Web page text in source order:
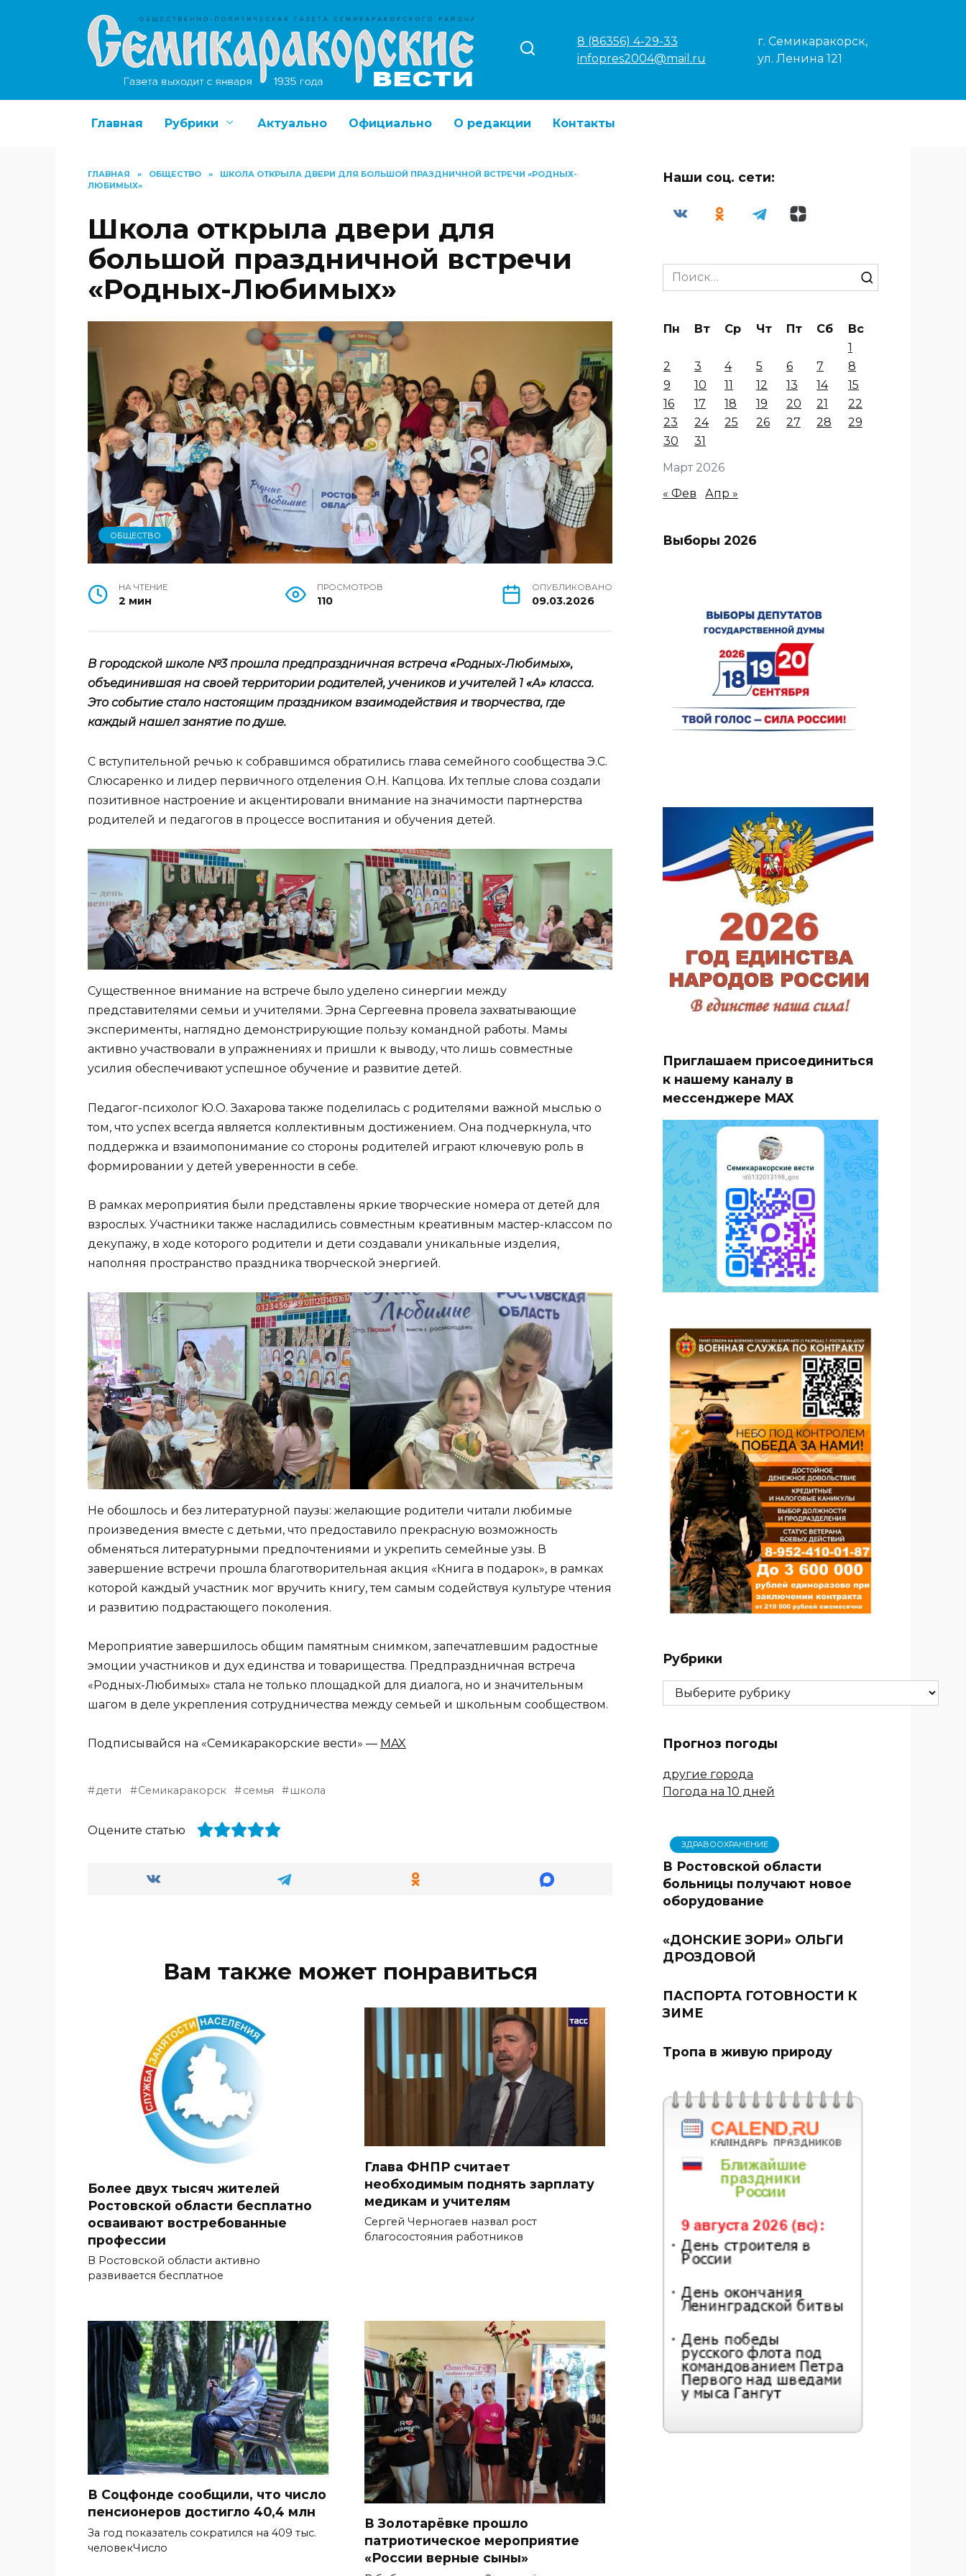
8 (86356) 4-29-33
infopres2004@mail.ru
г. Семикаракорск,
ул. Ленина 121
Главная Рубрики Актуально Официально О редакции Контакты
ГЛАВНАЯ » ОБЩЕСТВО »
ШКОЛА ОТКРЫЛА ДВЕРИ ДЛЯ БОЛЬШОЙ ПРАЗДНИЧНОЙ ВСТРЕЧИ «РОДНЫХ-
ЛЮБИМЫХ»
Школа открыла двери для
большой праздничной встречи
«Родных-Любимых»
ОБЩЕСТВО
НА ЧТЕНИЕ
2 мин
ПРОСМОТРОВ
110
ОПУБЛИКОВАНО
09.03.2026
В городской школе №3 прошла предпраздничная встреча «Родных-Любимых»,
объединившая на своей территории родителей, учеников и учителей 1 «А» класса.
Это событие стало настоящим праздником взаимодействия и творчества, где
каждый нашел занятие по душе.
С вступительной речью к собравшимся обратились глава семейного сообщества Э.С.
Слюсаренко и лидер первичного отделения О.Н. Капцова. Их теплые слова создали
позитивное настроение и акцентировали внимание на значимости партнерства
родителей и педагогов в процессе воспитания и обучения детей.
Существенное внимание на встрече было уделено синергии между
представителями семьи и учителями. Эрна Сергеевна провела захватывающие
эксперименты, наглядно демонстрирующие пользу командной работы. Мамы
активно участвовали в упражнениях и пришли к выводу, что лишь совместные
усилия обеспечивают успешное обучение и развитие детей.
Педагог-психолог Ю.О. Захарова также поделилась с родителями важной мыслью о
том, что успех всегда является коллективным достижением. Она подчеркнула, что
поддержка и взаимопонимание со стороны родителей играют ключевую роль в
формировании у детей уверенности в себе.
В рамках мероприятия были представлены яркие творческие номера от детей для
взрослых. Участники также насладились совместным креативным мастер-классом по
декупажу, в ходе которого родители и дети создавали уникальные изделия,
наполняя пространство праздника творческой энергией.
Не обошлось и без литературной паузы: желающие родители читали любимые
произведения вместе с детьми, что предоставило прекрасную возможность
обменяться литературными предпочтениями и укрепить семейные узы. В
завершение встречи прошла благотворительная акция «Книга в подарок», в рамках
которой каждый участник мог вручить книгу, тем самым содействуя культуре чтения
и развитию подрастающего поколения.
Мероприятие завершилось общим памятным снимком, запечатлевшим радостные
эмоции участников и дух единства и товарищества. Предпраздничная встреча
«Родных-Любимых» стала не только площадкой для диалога, но и значительным
шагом в деле укрепления сотрудничества между семьей и школьным сообществом.
Подписывайся на «Семикаракорские вести» — MAX
дети Семикаракорск семья школа
Оцените статью
Вам также может понравиться
Более двух тысяч жителей
Ростовской области бесплатно
осваивают востребованные
профессии
В Ростовской области активно
развивается бесплатное
Глава ФНПР считает
необходимым поднять зарплату
медикам и учителям
Сергей Черногаев назвал рост
благосостояния работников
В Соцфонде сообщили, что число
пенсионеров достигло 40,4 млн
За год показатель сократился на 409 тыс.
человекЧисло
В Золотарёвке прошло
патриотическое мероприятие
«России верные сыны»
Наши соц. сети:
Search
for:
Март 2026
Пн Вт Ср Чт Пт Сб
Вс
1
2
3 4 5 6 7
8
9
10 11 12 13 14
15
16
17 18 19 20 21
22
23
24 25 26 27 28
29
30
31
« Фев Апр »
Выборы 2026
Приглашаем присоединиться
к нашему каналу в
мессенджере MAX
Рубрики
Рубрики
Прогноз погоды
другие города
Погода на 10 дней
ЗДРАВООХРАНЕНИЕ
В Ростовской области
больницы получают новое
оборудование
«ДОНСКИЕ ЗОРИ» ОЛЬГИ
ДРОЗДОВОЙ
ПАСПОРТА ГОТОВНОСТИ К
ЗИМЕ
Тропа в живую природу